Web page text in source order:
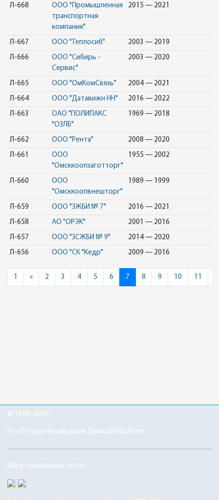
Л-668
ООО "Промышленная
транспортная
компания"
2015 — 2021
Л-667 ООО "Теплосиб" 2003 — 2019
Л-666
ООО "Сибирь -
Сервис"
2003 — 2020
Л-665 ООО "ОмКомСвязь" 2004 — 2021
Л-664 ООО "Датавижн НН" 2016 — 2022
Л-663
ОАО "ПОЛИПАКС
"ОЗЛБ"
1969 — 2018
Л-662 ООО "Рента" 2008 — 2020
Л-661
ООО
"Омсккоопзаготторг"
1955 — 2002
Л-660
ООО
"Омсккоопвнешторг"
1989 — 1999
Л-659 ООО "ЗЖБИ № 7" 2016 — 2021
Л-658 АО "ОРЭК" 2001 — 2016
Л-657 ООО "ЗСЖБИ № 9" 2014 — 2020
Л-656 ООО "СК "Кедр" 2009 — 2016
1 «Previous
2 3 4 5 6 7 8 9 10 11
© 1920–2026
БУ «Исторический архив Омской области»
Мы в социальных сетях